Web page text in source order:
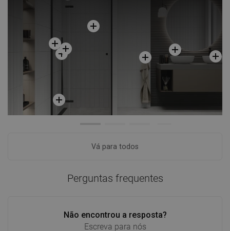
Vá para todos
Perguntas frequentes
Não encontrou a resposta?
Escreva para nós